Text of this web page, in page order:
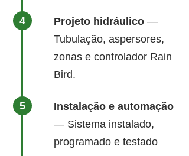
Projeto hidráulico —
Tubulação, aspersores,
zonas e controlador Rain
Bird.
Instalação e automação
— Sistema instalado,
programado e testado